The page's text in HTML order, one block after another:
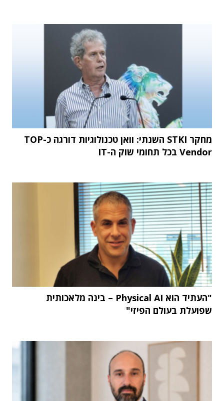
מחקר STKI השנתי: וואן טכנולוגיות דורגה כ-TOP
Vendor בכל תחומי שוק ה-IT
"העתיד הוא Physical AI – בינה מלאכותית
שפועלת בעולם הפיזי"